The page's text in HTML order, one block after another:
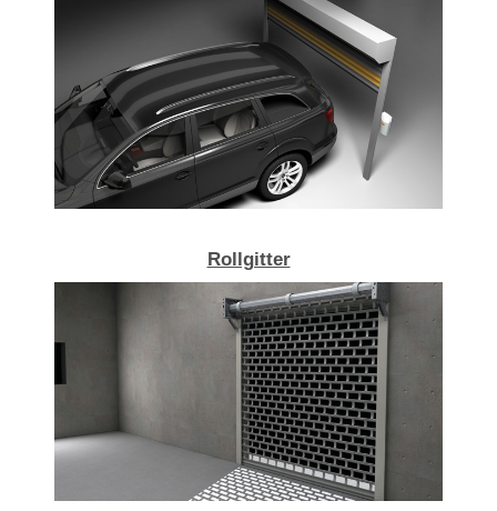
Rollgitter